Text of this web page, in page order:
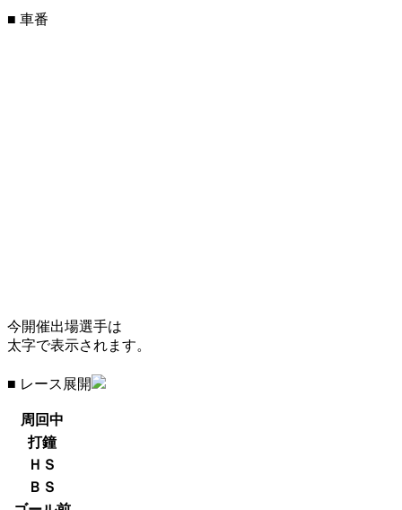
■ 車番
今開催出場選手は
太字で表示されます。
■ レース展開
周回中
打鐘
ＨＳ
ＢＳ